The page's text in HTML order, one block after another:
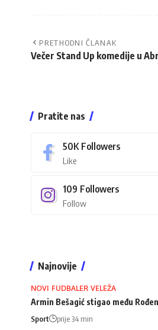
PRETHODNI ČLANAK
Večer Stand Up komedije u
Pratite nas
50K Followers
Like
109 Followers
Follow
Najnovije
NOVI FUDBALER VELEŽA
Armin Bešagić stigao među
Sport prije 34 min